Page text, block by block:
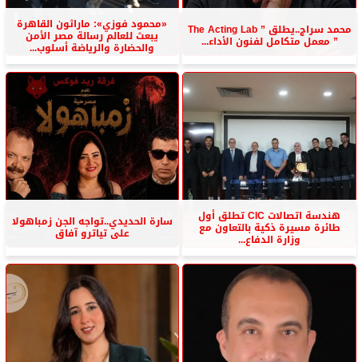
محمد سراج..يطلق ” The Acting Lab
” معمل متكامل لفنون الأداء...
«محمود فوزي»: ماراثون القاهرة
يبعث للعالم رسالة مصر الأمن
والحضارة والرياضة أسلوب...
هندسة اتصالات CIC تطلق أول
طائرة مسيرة ذكية بالتعاون مع
وزارة الدفاع...
سارة الحديدي..تواجه الجن زمباهولا
على تياترو آفاق